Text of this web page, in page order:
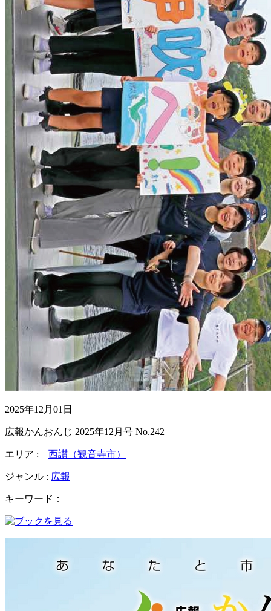
2025年12月01日
広報かんおんじ 2025年12月号 No.242
エリア : 西讃（観音寺市）
ジャンル : 広報
キーワード：